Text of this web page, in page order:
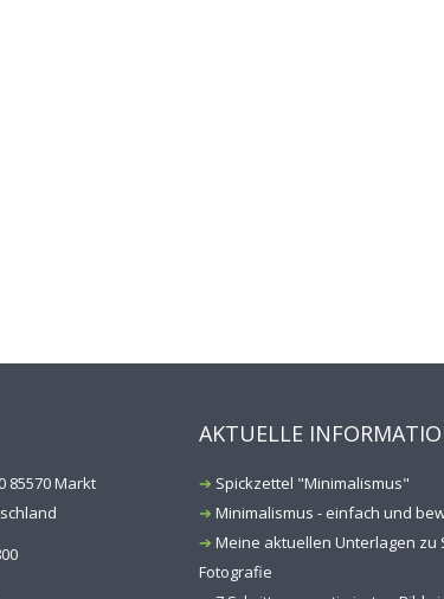
85570 Markt
AKTUELLE
Spickzettel "Minimalismus"
Minimalismus - einfach und
Meine aktuellen Unterlagen zu
Fotografie